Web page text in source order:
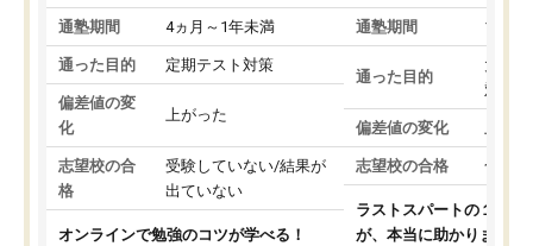
通塾期間 4ヵ月～1年未満
通った目的 定期テスト対策
偏差値の変
化
上がった
志望校の合
格
受験していない/結果が
出ていない
オンラインで勉強のコツが学べる！
通塾期間 1～3
通った目的
大学
対策
偏差値の変化 上が
志望校の合格 合格
ラストスパートの１か月
が、本当に助かりました